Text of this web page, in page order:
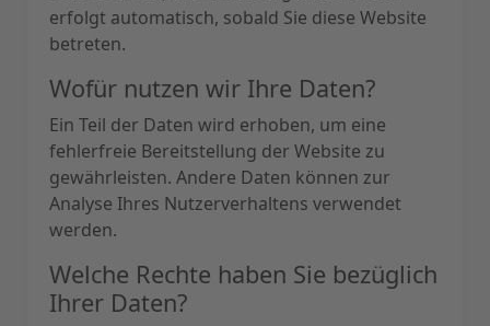
erfolgt automatisch, sobald Sie diese Website
betreten.
Wofür nutzen wir Ihre Daten?
Ein Teil der Daten wird erhoben, um eine
fehlerfreie Bereitstellung der Website zu
gewährleisten. Andere Daten können zur
Analyse Ihres Nutzerverhaltens verwendet
werden.
Welche Rechte haben Sie bezüglich
Ihrer Daten?